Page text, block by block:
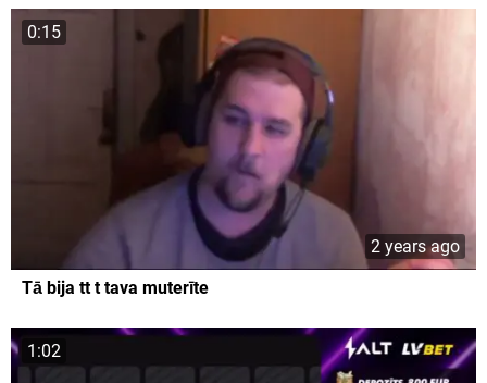
0:15
2 years ago
Tā bija tt t tava muterīte
1:02